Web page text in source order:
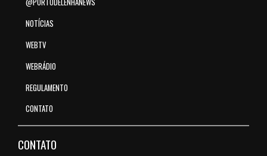
@PORTODELENHANEWS
NOTÍCIAS
WEBTV
WEBRÁDIO
REGULAMENTO
CONTATO
CONTATO